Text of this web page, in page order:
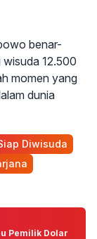
benar-
wisuda 12.500
momen yang
dunia
Diwisuda
Pemilik Dolar